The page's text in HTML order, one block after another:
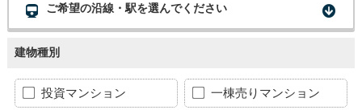
ご希望の沿線・駅を選んでください
建物種別
投資マンション 一棟売りマンション